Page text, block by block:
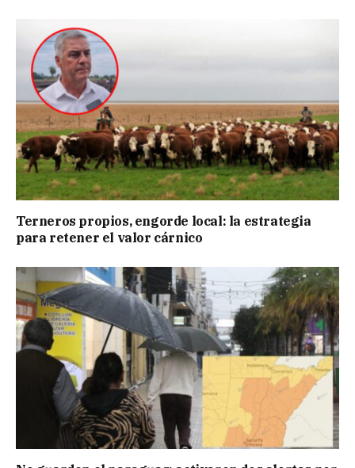
Terneros propios, engorde local: la estrategia
para retener el valor cárnico